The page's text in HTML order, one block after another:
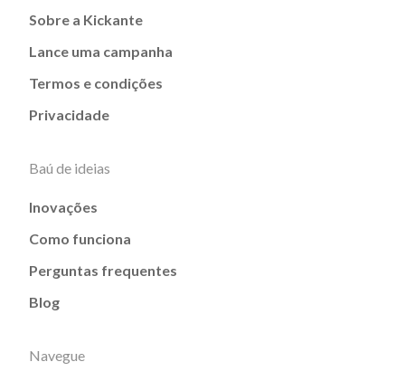
Sobre a Kickante
Lance uma campanha
Termos e condições
Privacidade
Baú de ideias
Inovações
Como funciona
Perguntas frequentes
Blog
Navegue